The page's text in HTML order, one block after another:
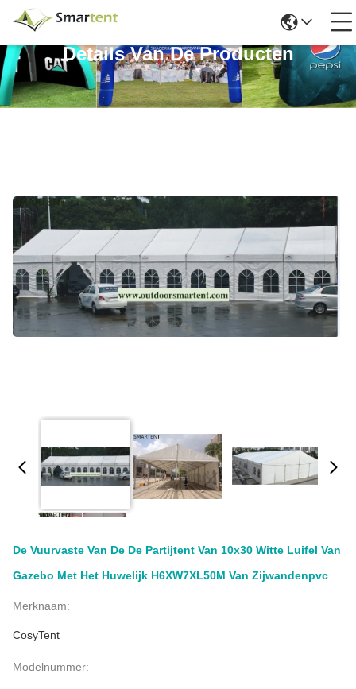
Details Van De Producten
De Vuurvaste Van De De Partijtent Van 10x30 Witte Luifel Van
Gazebo Met Het Huwelijk H6XW7XL50M Van Zijwandenpvc
Merknaam:
CosyTent
Modelnummer: